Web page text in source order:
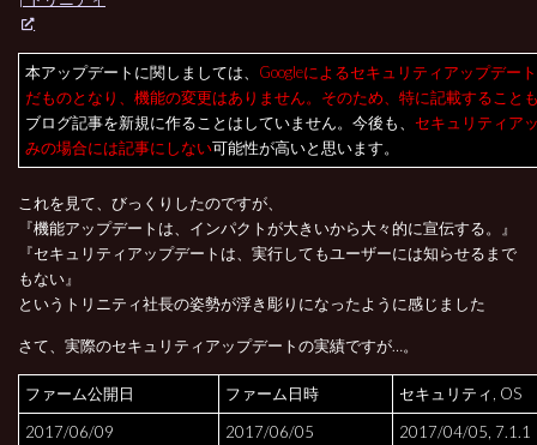
本アップデートに関しましては、 Googleによるセキュリティアップデー
だものとなり、機能の変更はありません。そのため、特に記載すること
ブログ記事を新規に作ることはしていません。今後も、 セキュリティア
みの場合には記事にしない可能性が高いと思います。
これを見て、びっくりしたのですが、
『機能アップデートは、インパクトが大きいから大々的に宣伝する。』
『セキュリティアップデートは、実行してもユーザーには知らせるまで
もない』
というトリニティ社長の姿勢が浮き彫りになったように感じました
さて、実際のセキュリティアップデートの実績ですが…。
ファーム公開日 ファーム日時
セキュリティ, OS
2017/06/09
2017/06/05
2017/04/05, 7.1.1